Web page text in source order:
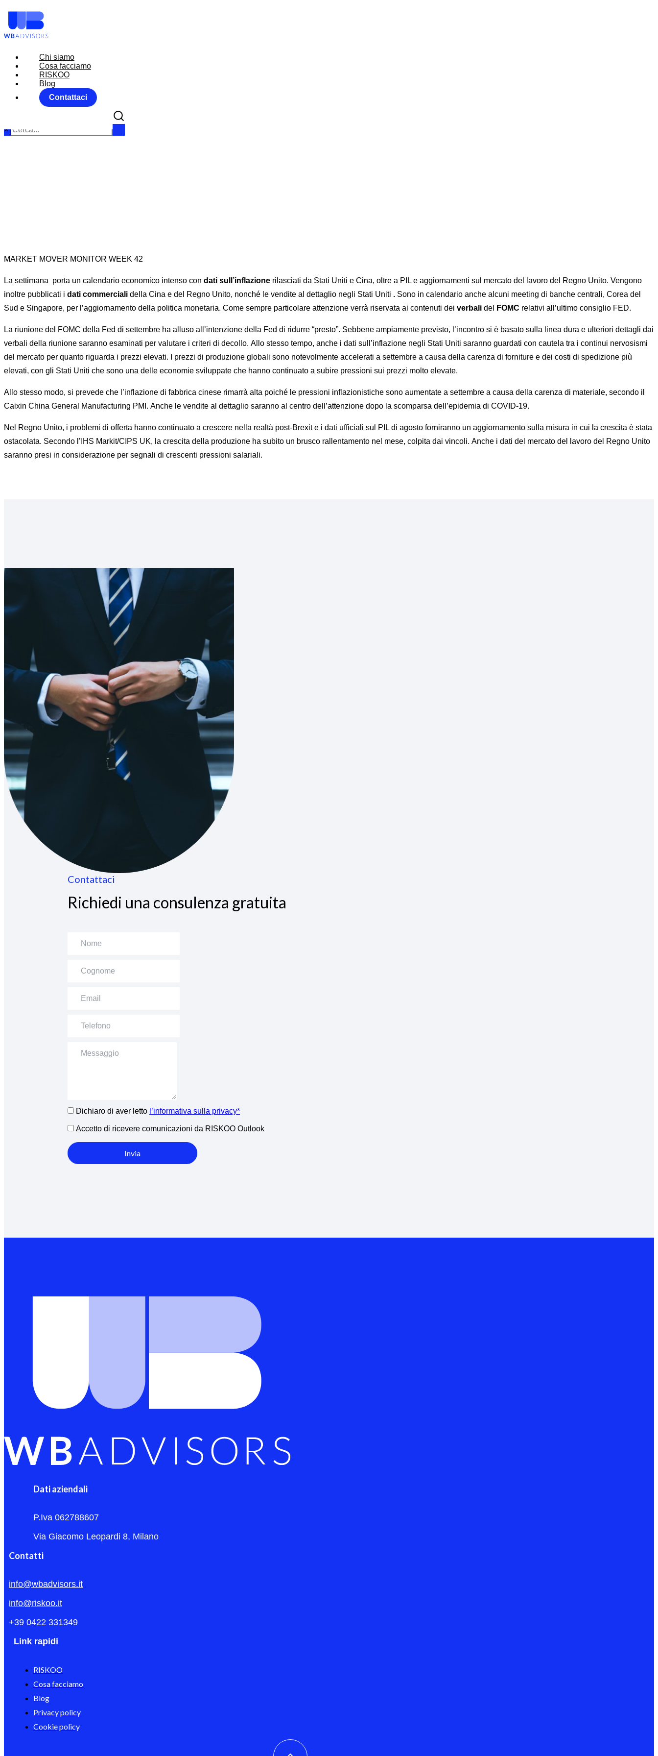
Chi siamo
Cosa facciamo
RISKOO
Blog
Contattaci
Chi siamo
Cosa facciamo
RISKOO
Blog
Contattaci
×
MARKET MOVER MONITOR WEEK 42
La settimana porta un calendario economico intenso con dati sull’inflazione rilasciati da Stati Uniti e Cina, oltre a PIL e aggiornamenti sul mercato del lavoro del Regno Unito. Vengono
inoltre pubblicati i dati commerciali della Cina e del Regno Unito, nonché le vendite al dettaglio negli Stati Uniti . Sono in calendario anche alcuni meeting di banche centrali, Corea del
Sud e Singapore, per l’aggiornamento della politica monetaria. Come sempre particolare attenzione verrà riservata ai contenuti dei verbali del FOMC relativi all’ultimo consiglio FED.
La riunione del FOMC della Fed di settembre ha alluso all’intenzione della Fed di ridurre “presto”. Sebbene ampiamente previsto, l’incontro si è basato sulla linea dura e ulteriori dettagli dai
verbali della riunione saranno esaminati per valutare i criteri di decollo. Allo stesso tempo, anche i dati sull’inflazione negli Stati Uniti saranno guardati con cautela tra i continui nervosismi
del mercato per quanto riguarda i prezzi elevati. I prezzi di produzione globali sono notevolmente accelerati a settembre a causa della carenza di forniture e dei costi di spedizione più
elevati, con gli Stati Uniti che sono una delle economie sviluppate che hanno continuato a subire pressioni sui prezzi molto elevate.
Allo stesso modo, si prevede che l’inflazione di fabbrica cinese rimarrà alta poiché le pressioni inflazionistiche sono aumentate a settembre a causa della carenza di materiale, secondo il
Caixin China General Manufacturing PMI. Anche le vendite al dettaglio saranno al centro dell’attenzione dopo la scomparsa dell’epidemia di COVID-19.
Nel Regno Unito, i problemi di offerta hanno continuato a crescere nella realtà post-Brexit e i dati ufficiali sul PIL di agosto forniranno un aggiornamento sulla misura in cui la crescita è stata
ostacolata. Secondo l’IHS Markit/CIPS UK, la crescita della produzione ha subito un brusco rallentamento nel mese, colpita dai vincoli. Anche i dati del mercato del lavoro del Regno Unito
saranno presi in considerazione per segnali di crescenti pressioni salariali.
Contattaci
Richiedi una consulenza gratuita
Dichiaro di aver letto l’informativa sulla privacy*
Accetto di ricevere comunicazioni da RISKOO Outlook
Invia
Dati aziendali
P.Iva 062788607
Via Giacomo Leopardi 8, Milano
Contatti
info@wbadvisors.it
info@riskoo.it
+39 0422 331349
Link rapidi
RISKOO
Cosa facciamo
Blog
Privacy policy
Cookie policy